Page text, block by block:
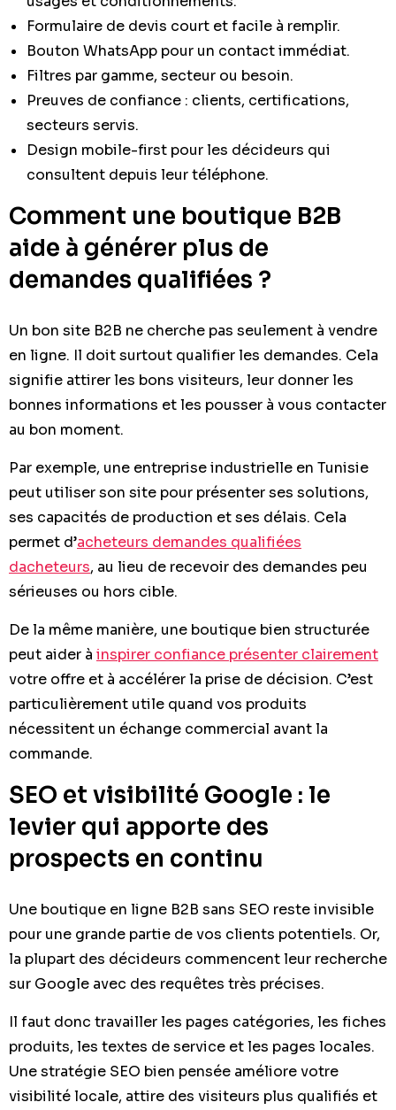
Formulaire de devis court et facile à remplir.
Bouton WhatsApp pour un contact immédiat.
Filtres par gamme, secteur ou besoin.
Preuves de confiance : clients, certifications,
secteurs servis.
Design mobile-first pour les décideurs qui
consultent depuis leur téléphone.
Comment une boutique B2B
aide à générer plus de
demandes qualifiées ?
Un bon site B2B ne cherche pas seulement à vendre
en ligne. Il doit surtout qualifier les demandes. Cela
signifie attirer les bons visiteurs, leur donner les
bonnes informations et les pousser à vous contacter
au bon moment.
Par exemple, une entreprise industrielle en Tunisie
peut utiliser son site pour présenter ses solutions,
ses capacités de production et ses délais. Cela
permet d’acheteurs demandes qualifiées
dacheteurs, au lieu de recevoir des demandes peu
sérieuses ou hors cible.
De la même manière, une boutique bien structurée
peut aider à inspirer confiance présenter clairement
votre offre et à accélérer la prise de décision. C’est
particulièrement utile quand vos produits
nécessitent un échange commercial avant la
commande.
SEO et visibilité Google : le
levier qui apporte des
prospects en continu
Une boutique en ligne B2B sans SEO reste invisible
pour une grande partie de vos clients potentiels. Or,
la plupart des décideurs commencent leur recherche
sur Google avec des requêtes très précises.
Il faut donc travailler les pages catégories, les fiches
produits, les textes de service et les pages locales.
Une stratégie SEO bien pensée améliore votre
visibilité locale, attire des visiteurs plus qualifiés et